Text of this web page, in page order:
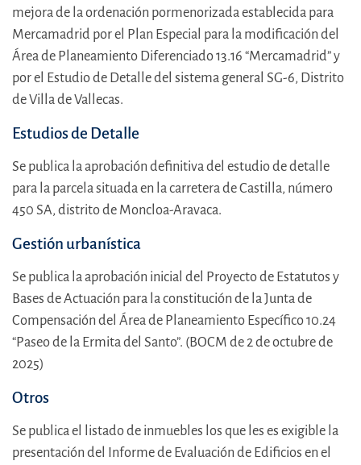
mejora de la ordenación pormenorizada establecida para
Mercamadrid por el Plan Especial para la modificación del
Área de Planeamiento Diferenciado 13.16 “Mercamadrid” y
por el Estudio de Detalle del sistema general SG-6, Distrito
de Villa de Vallecas.
Estudios de Detalle
Se publica la aprobación definitiva del estudio de detalle
para la parcela situada en la carretera de Castilla, número
450 SA, distrito de Moncloa-Aravaca.
Gestión urbanística
Se publica la aprobación inicial del Proyecto de Estatutos y
Bases de Actuación para la constitución de la Junta de
Compensación del Área de Planeamiento Específico 10.24
“Paseo de la Ermita del Santo”. (BOCM de 2 de octubre de
2025)
Otros
Se publica el listado de inmuebles los que les es exigible la
presentación del Informe de Evaluación de Edificios en el